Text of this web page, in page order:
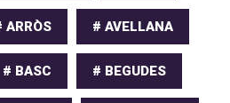
ARRÒS # AVELLANA
# BASC # BEGUDES